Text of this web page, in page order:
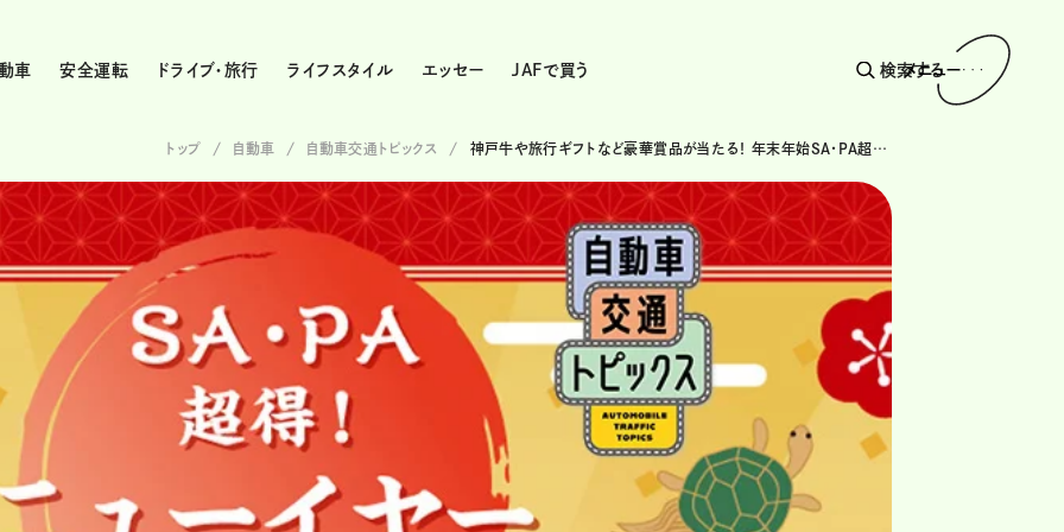
車 安全運転 ドライブ・旅行 ライフスタイル エッセー JAFで買う 検索する
メニュー
トップ 自動車 自動車交通トピックス 神戸牛や旅行ギフトなど豪華賞品が当たる！ 年末年始SA・PA超得！ニューイヤーフェス